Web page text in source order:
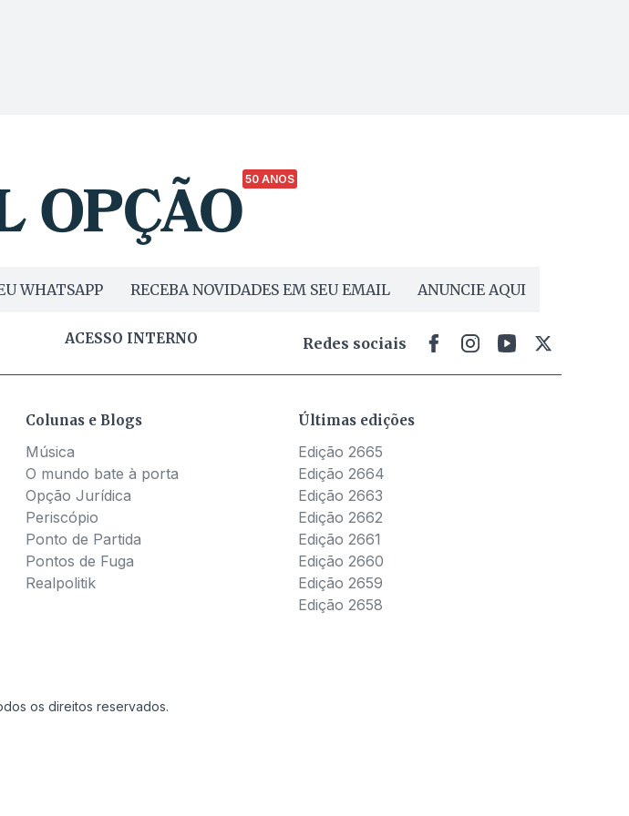
50 ANOS
WHATSAPP RECEBA NOVIDADES EM SEU EMAIL ANUNCIE AQUI
ACESSO INTERNO Redes sociais
Colunas e Blogs
Música
O mundo bate à porta
Opção Jurídica
Periscópio
Ponto de Partida
Pontos de Fuga
Realpolitik
Últimas edições
Edição 2665
Edição 2664
Edição 2663
Edição 2662
Edição 2661
Edição 2660
Edição 2659
Edição 2658
os direitos reservados.